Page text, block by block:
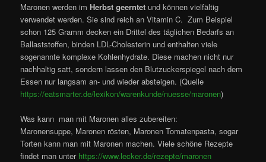
Maronen werden im Herbst geerntet und können vielfältig
verwendet werden. Sie sind reich an Vitamin C. Zum Beispiel
schon 125 Gramm decken ein Drittel des täglichen Bedarfs an
Ballaststoffen, binden LDL-Cholesterin und enthalten viele
sogenannte komplexe Kohlenhydrate. Diese machen nicht nur
nachhaltig satt, sondern lassen den Blutzuckerspiegel nach dem
Essen nur langsam an- und wieder absteigen. (Quelle
https://eatsmarter.de/lexikon/warenkunde/nuesse/maronen)
Was kann man mit Maronen alles zubereiten:
Maronensuppe, Maronen rösten, Maronen Tomatenpasta, sogar
Torten kann man mit Maronen machen. Viele schöne Rezepte
findet man unter https://www.lecker.de/rezepte/maronen